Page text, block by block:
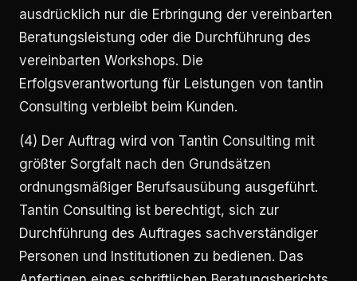
ausdrücklich nur die Erbringung der vereinbarten
Beratungsleistung oder die Durchführung des
vereinbarten Workshops. Die
Erfolgsverantwortung für Leistungen von tantin
Consulting verbleibt beim Kunden.
(4) Der Auftrag wird von Tantin Consulting mit
größter Sorgfalt nach den Grundsätzen
ordnungsmäßiger Berufsausübung ausgeführt.
Tantin Consulting ist berechtigt, sich zur
Durchführung des Auftrages sachverständiger
Personen und Institutionen zu bedienen. Das